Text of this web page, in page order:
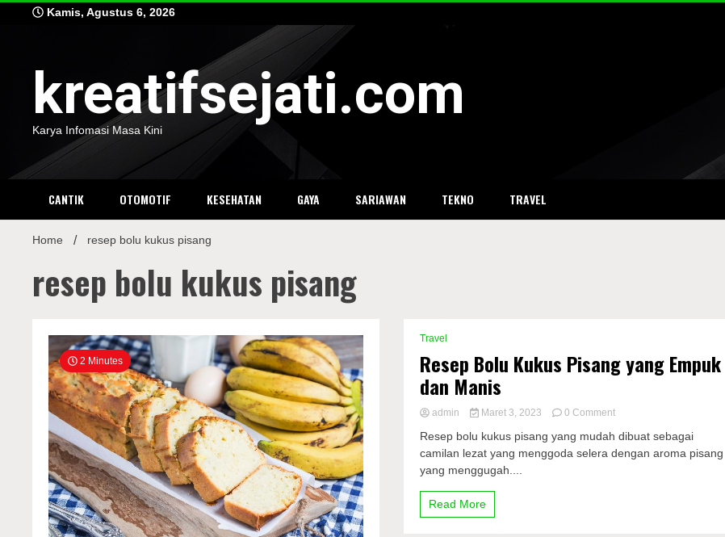
Kamis, Agustus 6, 2026
kreatifsejati.com
Karya Infomasi Masa Kini
CANTIK OTOMOTIF KESEHATAN GAYA SARIAWAN TEKNO TRAVEL
Home resep bolu kukus pisang
resep bolu kukus pisang
2 Minutes
Travel
Resep Bolu Kukus Pisang yang Empuk
dan Manis
admin Maret 3, 2023 0 Commenton
Bolu
Kukus
Resep bolu kukus pisang yang mudah dibuat sebagai
camilan lezat yang menggoda selera dengan aroma pisang
yang menggugah....
Read More